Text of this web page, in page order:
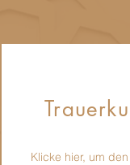
Klicke hier, um den